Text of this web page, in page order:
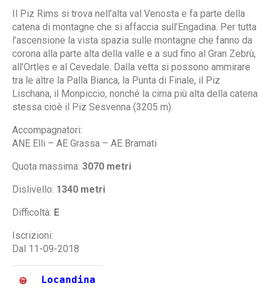
Il Piz Rims si trova nell’alta val Venosta e fa parte della
catena di montagne che si affaccia sull’Engadina. Per tutta
l’ascensione la vista spazia sulle montagne che fanno da
corona alla parte alta della valle e a sud fino al Gran Zebrù,
all’Ortles e al Cevedale. Dalla vetta si possono ammirare
tra le altre la Palla Bianca, la Punta di Finale, il Piz
Lischana, il Monpiccio, nonché la cima più alta della catena
stessa cioè il Piz Sesvenna (3205 m).
Accompagnatori:
ANE Elli – AE Grassa – AE Bramati
Quota massima: 3070 metri
Dislivello: 1340 metri
Difficoltà: E
Iscrizioni:
Dal 11-09-2018
Locandina